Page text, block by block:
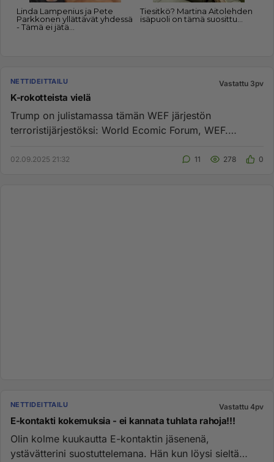
NETTIDEITTAILU Vastattu 3pv
K-rokotteista vielä
Trump on julistamassa tämän WEF järjestön
terroristijärjestöksi: World Ecomic Forum, WEF.
02.09.2025 21:32 11 278 0
NETTIDEITTAILU Vastattu 4pv
E-kontakti kokemuksia - ei kannata tuhlata rahoja!!!
Olin kolme kuukautta E-kontaktin jäsenenä,
ystävätterini suostuttelemana. Hän kun löysi sieltä